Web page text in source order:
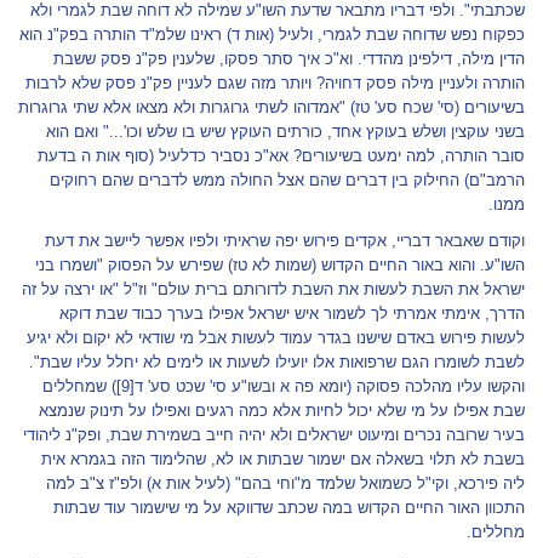
שכתבתי". ולפי דבריו מתבאר שדעת השו"ע שמילה לא דוחה שבת לגמרי ולא
כפקוח נפש שדוחה שבת לגמרי, ולעיל (אות ד) ראינו שלמ"ד הותרה בפק"נ הוא
הדין מילה, דילפינן מהדדי. וא"כ איך סתר פסקו, שלענין פק"נ פסק ששבת
הותרה ולעניין מילה פסק דחויה? ויותר מזה שגם לעניין פק"נ פסק שלא לרבות
בשיעורים (סי' שכח סע' טז) "אמדוהו לשתי גרוגרות ולא מצאו אלא שתי גרוגרות
בשני עוקצין ושלש בעוקץ אחד, כורתים העוקץ שיש בו שלש וכו'..." ואם הוא
סובר הותרה, למה ימעט בשיעורים? אא"כ נסביר כדלעיל (סוף אות ה בדעת
הרמב"ם) החילוק בין דברים שהם אצל החולה ממש לדברים שהם רחוקים
ממנו.
וקודם שאבאר דבריי, אקדים פירוש יפה שראיתי ולפיו אפשר ליישב את דעת
השו"ע. והוא באור החיים הקדוש (שמות לא טז) שפירש על הפסוק "ושמרו בני
ישראל את השבת לעשות את השבת לדורותם ברית עולם" וז"ל "או ירצה על זה
הדרך, אימתי אמרתי לך לשמור איש ישראל אפילו בערך כבוד שבת דוקא
לעשות פירוש באדם שישנו בגדר עמוד לעשות אבל מי שודאי לא יקום ולא יגיע
לשבת לשומרו הגם שרפואות אלו יועילו לשעות או לימים לא יחלל עליו שבת".
והקשו עליו מהלכה פסוקה (יומא פה א ובשו"ע סי' שכט סע' ד[9]
) שמחללים
שבת אפילו על מי שלא יכול לחיות אלא כמה רגעים ואפילו על תינוק שנמצא
בעיר שרובה נכרים ומיעוט ישראלים ולא יהיה חייב בשמירת שבת, ופק"נ ליהודי
בשבת לא תלוי בשאלה אם ישמור שבתות או לא, שהלימוד הזה בגמרא אית
ליה פירכא, וקי"ל כשמואל שלמד מ"וחי בהם" (לעיל אות א) ולפ"ז צ"ב למה
התכוון האור החיים הקדוש במה שכתב שדווקא על מי שישמור עוד שבתות
מחללים.